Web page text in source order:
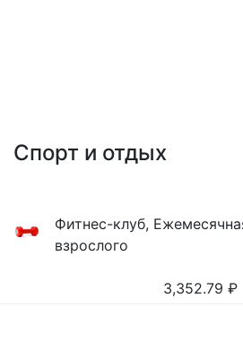
Спорт и отдых
Фитнес-клуб,
взрослого
3,352.79 ₽